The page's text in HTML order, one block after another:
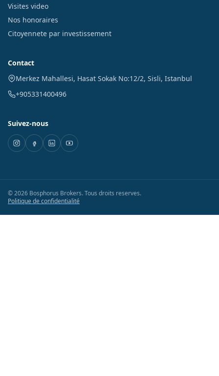
Visites video
Nos honoraires
Citoyennete par investissement
Contact
Merkez Mahallesi, Hasat Sokak No:12/2, Sisli, Istanbul
+905331400496
Suivez-nous
©2026 Bosphorus Brokers.Tous droits reserves.
Politique de confidentialité